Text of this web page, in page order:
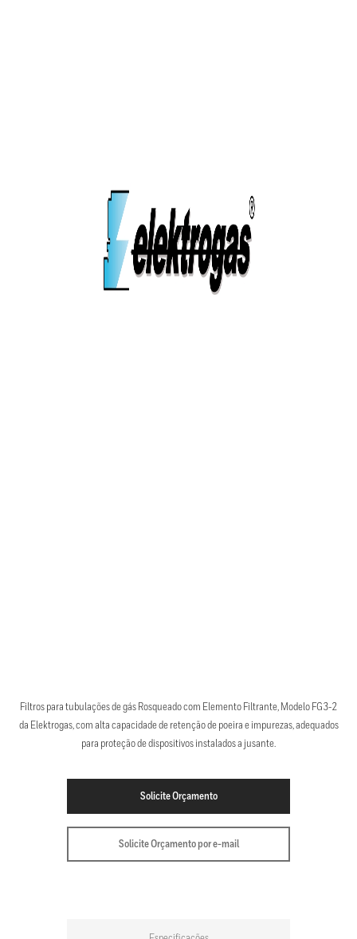
Filtros para tubulações de gás Rosqueado com Elemento Filtrante, Modelo FG3-2
da Elektrogas, com alta capacidade de retenção de poeira e impurezas, adequados
para proteção de dispositivos instalados a jusante.
Solicite Orçamento
Solicite Orçamento por e-mail